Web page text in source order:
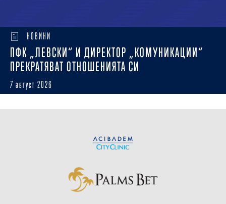
НОВИНИ
ПФК „ЛЕВСКИ“ И ДИРЕКТОР „КОМУНИКАЦИИ“
ПРЕКРАТЯВАТ ОТНОШЕНИЯТА СИ
7 август 2026